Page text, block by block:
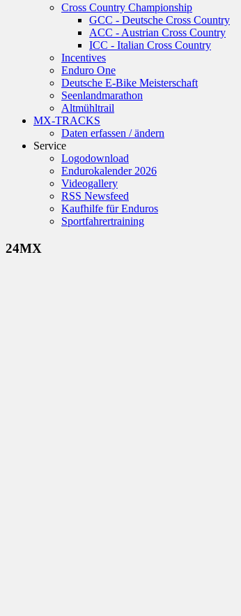
Cross Country Championship
GCC - Deutsche Cross Country
ACC - Austrian Cross Country
ICC - Italian Cross Country
Incentives
Enduro One
Deutsche E-Bike Meisterschaft
Seenlandmarathon
Altmühltrail
MX-TRACKS
Daten erfassen / ändern
Service
Logodownload
Endurokalender 2026
Videogallery
RSS Newsfeed
Kaufhilfe für Enduros
Sportfahrertraining
24MX